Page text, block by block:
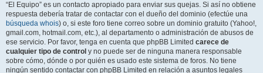
“El Equipo” es un contacto apropiado para enviar sus quejas. Si así no obtiene
respuesta debería tratar de contactar con el dueño del dominio (efectúe una
búsqueda whois) o, si este foro tiene correo sobre un dominio gratuito (Yahoo!,
gmail.com, hotmail.com, etc.), al departamento o administración de abusos de
ese servicio. Por favor, tenga en cuenta que phpBB Limited carece de
cualquier tipo de control y no puede ser de ninguna manera responsable
sobre cómo, dónde o por quién es usado este sistema de foros. No tiene
ningún sentido contactar con phpBB Limited en relación a asuntos legales